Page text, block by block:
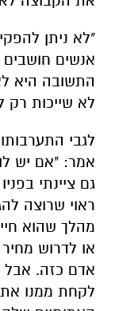
"לא ניתן
אנשים
התשובה היא
לא שייכות רק
לגבי
אמר: "אם יש
גם ציינתי
ראוי שרוצה
מהלך שהוא
או לדרוש
אדם כזה. אבל
לקחת ממנו את